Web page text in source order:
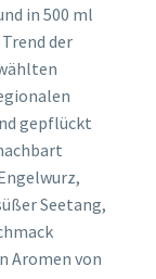
in 500 ml
der
gepflückt
Seetang,
Aromen von